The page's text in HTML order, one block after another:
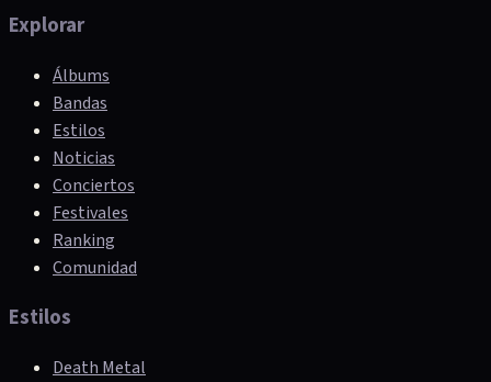
Explorar
Álbums
Bandas
Estilos
Noticias
Conciertos
Festivales
Ranking
Comunidad
Estilos
Death Metal